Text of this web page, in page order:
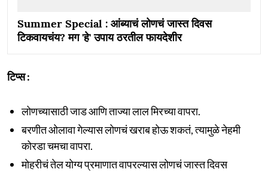
Summer Special : आंब्याचं लोणचं जास्त दिवस
टिकवायचंय? मग 'हे' उपाय ठरतील फायदेशीर
टिप्स :
लोणच्यासाठी जाड आणि ताज्या लाल मिरच्या वापरा.
बरणीत ओलावा गेल्यास लोणचं खराब होऊ शकतं, त्यामुळे नेहमी
कोरडा चमचा वापरा.
मोहरीचं तेल योग्य प्रमाणात वापरल्यास लोणचं जास्त दिवस